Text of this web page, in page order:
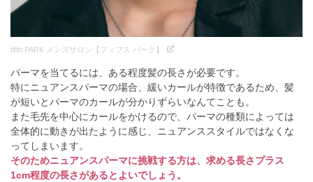
fifth PARK メンズサロン【フィフス パーク】
パーマを当てるには、ある程度髪の長さが必要です。
特にニュアンスパーマの場合、緩いカールが特徴であるため、髪
が短いとパーマのカールが分かりずらいなんてことも。
また毛先を中心にカールをかけるので、パーマの種類によっては
全体的に動きが出たように感じ、ニュアンススタイルではなくな
ってしまいます。
そのためニュアンスパーマに挑戦する方は、求める長さプラス
1cm程度の長さがあるとよいでしょう。